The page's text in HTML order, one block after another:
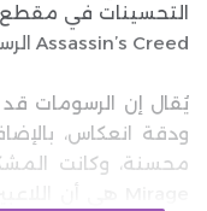
التحسينات في
Assassin’s Creed الرسمي على X.
يُقال إن الرسومات